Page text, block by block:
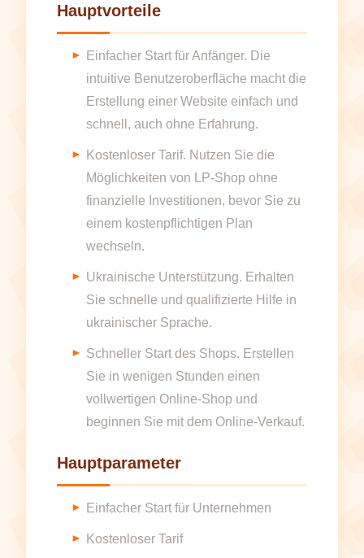
Hauptvorteile
Einfacher Start für Anfänger. Die
intuitive Benutzeroberfläche macht die
Erstellung einer Website einfach und
schnell, auch ohne Erfahrung.
Kostenloser Tarif. Nutzen Sie die
Möglichkeiten von LP-Shop ohne
finanzielle Investitionen, bevor Sie zu
einem kostenpflichtigen Plan
wechseln.
Ukrainische Unterstützung. Erhalten
Sie schnelle und qualifizierte Hilfe in
ukrainischer Sprache.
Schneller Start des Shops. Erstellen
Sie in wenigen Stunden einen
vollwertigen Online-Shop und
beginnen Sie mit dem Online-Verkauf.
Hauptparameter
Einfacher Start für Unternehmen
Kostenloser Tarif